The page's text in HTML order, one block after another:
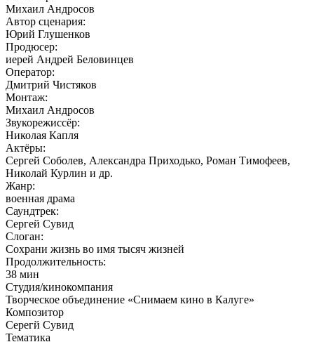
Михаил Андросов
Автор сценария:
Юрий Глушенков
Продюсер:
иерей Андрей Беловинцев
Оператор:
Дмитрий Чистяков
Монтаж:
Михаил Андросов
Звукорежиссёр:
Николая Капля
Актёры:
Сергей Соболев, Александра Приходько, Роман Тимофеев,
Николай Курлин и др.
Жанр:
военная драма
Саундтрек:
Сергей Сувид
Слоган:
Сохрани жизнь во имя тысяч жизней
Продолжительность:
38 мин
Студия/кинокомпания
Творческое объединение «Снимаем кино в Калуге»
Композитор
Серегй Сувид
Тематика